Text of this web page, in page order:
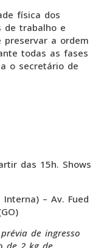
física dos
de trabalho e
preservar a ordem
todas as fases
o secretário de
das 15h. Shows
– Av. Fued
de ingresso
de 2 kg de